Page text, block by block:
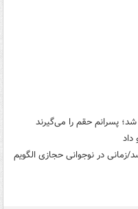
پسرانم حقم را می‌گیرند
داد
زمانی در نوجوانی حجازی الگویم